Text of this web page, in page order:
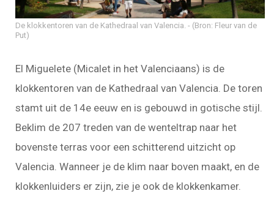
De klokkentoren van de Kathedraal van Valencia.
(Bron: Fleur van de
Put)
El Miguelete (Micalet in het Valenciaans) is de
klokkentoren van de Kathedraal van Valencia. De toren
stamt uit de 14e eeuw en is gebouwd in gotische stijl.
Beklim de 207 treden van de wenteltrap naar het
bovenste terras voor een schitterend uitzicht op
Valencia. Wanneer je de klim naar boven maakt, en de
klokkenluiders er zijn, zie je ook de klokkenkamer.